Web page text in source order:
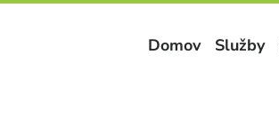
Domov Služby